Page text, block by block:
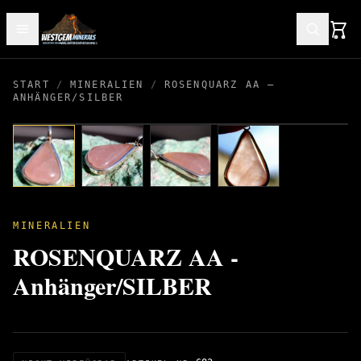
START / MINERALIEN /
ROSENQUARZ AA –
ANHÄNGER/SILBER
MINERALIEN
ROSENQUARZ AA -
Anhänger/SILBER